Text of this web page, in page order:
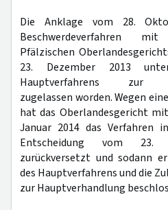
Die Anklage vom 28.
Beschwerdeverfahren
Pfälzischen
23. Dezember 2013
Hauptverfahrens zur
zugelassen worden. Wegen
hat das Oberlandesgericht
Januar 2014 das Verfahren
Entscheidung vom 23.
zurückversetzt und sodann
des Hauptverfahrens und die
zur Hauptverhandlung